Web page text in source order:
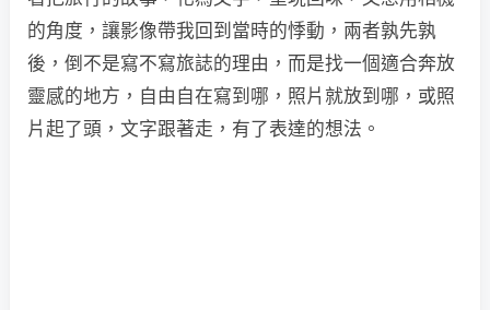
的角度，讓影像帶我回到當時的悸動，兩者孰先孰
後，倒不是寫不寫旅誌的理由，而是找一個適合奔放
靈感的地方，自由自在寫到哪，照片就放到哪，或照
片起了頭，文字跟著走，有了表達的想法。